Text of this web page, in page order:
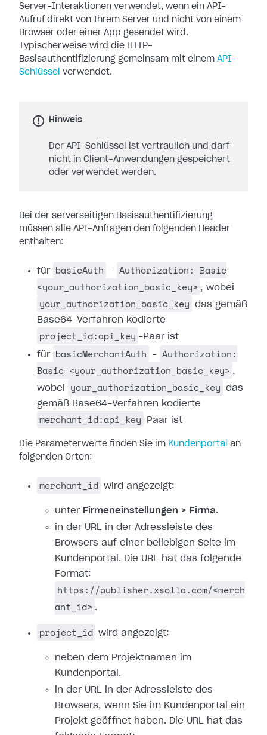
Server-Interaktionen verwendet, wenn ein API-
Aufruf direkt von Ihrem Server und nicht von einem
Browser oder einer App gesendet wird.
Typischerweise wird die HTTP-
Basisauthentifizierung gemeinsam mit einem API-
Schlüssel verwendet.
Hinweis
Der API-Schlüssel ist vertraulich und darf
nicht in Client-Anwendungen gespeichert
oder verwendet werden.
Bei der serverseitigen Basisauthentifizierung
müssen alle API-Anfragen den folgenden Header
enthalten:
für basicAuth –
Authorization: Basic
<your_authorization_basic_key> , wobei
your_authorization_basic_key
das gemäß
Base64-Verfahren kodierte
project_id:api_key -Paar ist
für basicMerchantAuth –
Authorization:
Basic <your_authorization_basic_key> ,
wobei
your_authorization_basic_key
das
gemäß Base64-Verfahren kodierte
merchant_id:api_key Paar ist
Die Parameterwerte finden Sie im Kundenportal an
folgenden Orten:
merchant_id wird angezeigt:
unter Firmeneinstellungen > Firma.
in der URL in der Adressleiste des
Browsers auf einer beliebigen Seite im
Kundenportal. Die URL hat das folgende
Format:
https://publisher.xsolla.com/<merch
ant_id> .
project_id wird angezeigt:
neben dem Projektnamen im
Kundenportal.
in der URL in der Adressleiste des
Browsers, wenn Sie im Kundenportal ein
Projekt geöffnet haben. Die URL hat das